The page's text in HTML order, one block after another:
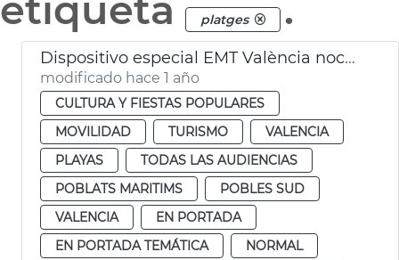
platges
Dispositivo especial EMT València noche San Juan
modificado hace 1 año
CULTURA Y FIESTAS POPULARES
MOVILIDAD
TURISMO
VALENCIA
PLAYAS
TODAS LAS AUDIENCIAS
POBLATS MARITIMS
POBLES SUD
VALENCIA
EN PORTADA
EN PORTADA TEMÁTICA
NORMAL